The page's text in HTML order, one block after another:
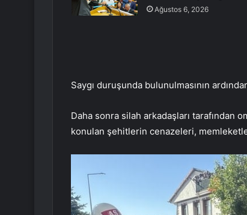
Ağustos 6, 2026
Saygı duruşunda bulunulmasının
Daha sonra silah arkadaşları tarafından
konulan şehitlerin cenazeleri,